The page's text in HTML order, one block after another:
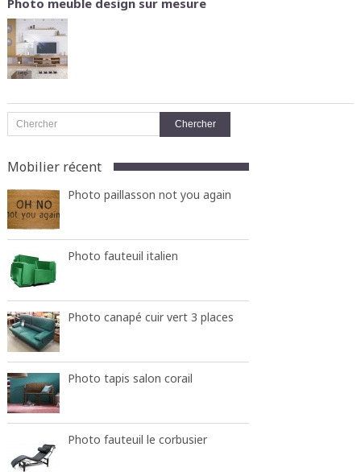
Mobilier récent
Photo paillasson not you again
Photo fauteuil italien
Photo canapé cuir vert 3 places
Photo tapis salon corail
Photo fauteuil le corbusier